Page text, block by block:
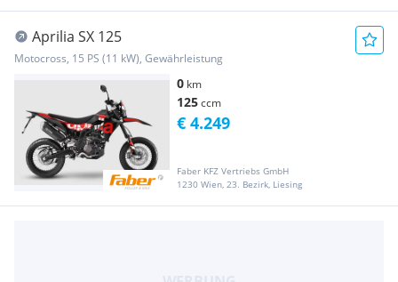
Aprilia SX 125
Motocross, 15 PS (11 kW), Gewährleistung
0 km
125ccm
Faber KFZ Vertriebs GmbH
1230 Wien, 23. Bezirk, Liesing
€ 4.249